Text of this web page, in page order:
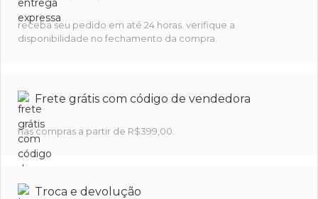
receba seu pedido em até 24 horas. verifique a
disponibilidade no fechamento da compra.
Frete grátis com código de vendedora
nas compras a partir de R$399,00.
Troca e devolução